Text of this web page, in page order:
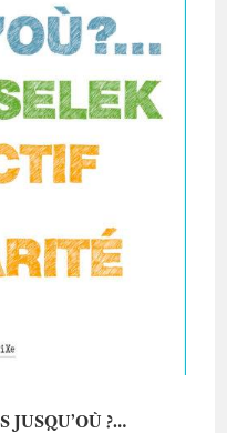
JUSQU’OÙ ?…